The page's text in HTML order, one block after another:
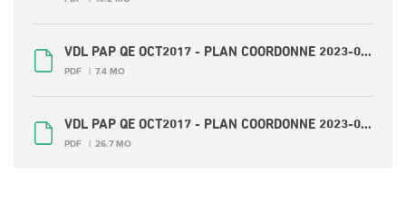
VDL PAP QE OCT2017 - PLAN COORDONNE 2023-07-PAP QE 5 SUD.pdf
PDF 7.4 MO
VDL PAP QE OCT2017 - PLAN COORDONNE 2023-07-PAP QE VILLE 2500 POSTER.pdf
PDF 26.7 MO